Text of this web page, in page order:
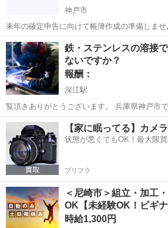
神戸市
来年の確定申告に向けて帳簿作成の準備しませんか？ 早めに
メリットは以下あります ・事業の利益を把握
れることで利益調整可能 ・計画的な節税が可
立てやすい ・早...
兵庫 神戸市 手伝いたい/助けたい
鉄・ステンレスの溶接
ないですか？
報酬：
深江駅
覧頂きありがとうございます。 兵庫県神戸市で溶接をしております。
鉄・ステンレスの修復・製作にお困りないでしょうか？
上であれば小さい物から大きい物でも、ご相談頂け
から小さな物まで！ ...
兵庫 神戸市 深江駅 手伝いたい/助
【家に眠ってる】カメ
状態が悪くてもOK！最大限
プリフラ
＜尼崎市＞組立・加工
OK【未経験OK！ビギ
時給1,300円